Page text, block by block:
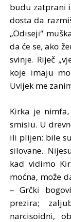
budu zatprani
dosta da
„Odiseji“
da će se, ako
svinje. Riječ
koje imaju
Uvijek me
Kirka je
smislu. U
ili plijen: bile
silovane.
kad vidimo
moćna, može
– Grčki
prezira;
narcisoidni,